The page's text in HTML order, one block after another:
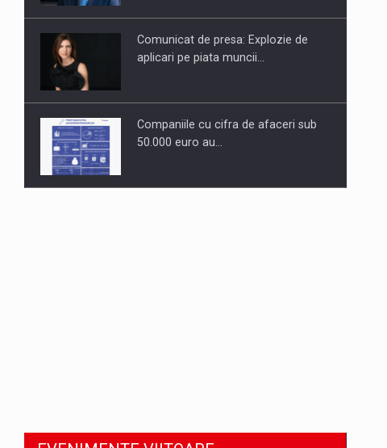
Comunicat de presa: Explozie de
aplicari pe piata muncii…
Companiile cu cifra de afaceri sub
50.000 euro au…